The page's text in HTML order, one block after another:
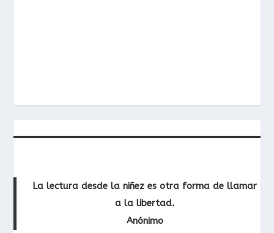
La lectura desde la niñez es otra forma de llamar
a la libertad.
Anónimo